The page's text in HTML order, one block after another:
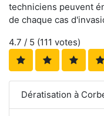
techniciens peuvent
de chaque cas
4.7 / 5 (111 votes)
Dératisation à